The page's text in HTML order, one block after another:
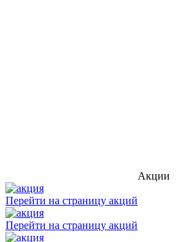
Акции
Перейти на страницу акций
Перейти на страницу акций